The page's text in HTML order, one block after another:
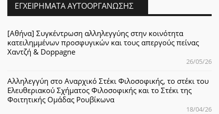
ΕΓΧΕΙΡΉΜΑΤΑ ΑΥΤΟΟΡΓΆΝΩΣΗΣ
[Αθήνα] Συγκέντρωση αλληλεγγύης στην κοινότητα
κατειλημμένων προσφυγικών και τους απεργούς πείνας
Χαντζή & Doppagne
26/05/26
Αλληλεγγύη στο Αναρχικό Στέκι Φιλοσοφικής, το στέκι του
Ελευθεριακού Σχήματος Φιλοσοφικής και το Στέκι της
Φοιτητικής Ομάδας Ρουβίκωνα
18/04/26